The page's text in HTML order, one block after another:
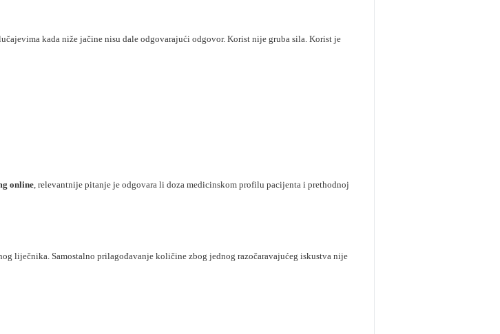
kada niže jačine nisu dale odgovarajući odgovor. Korist nije gruba sila. Korist je
online, relevantnije pitanje je odgovara li doza medicinskom profilu pacijenta i prethodnoj
liječnika. Samostalno prilagođavanje količine zbog jednog razočaravajućeg iskustva nije